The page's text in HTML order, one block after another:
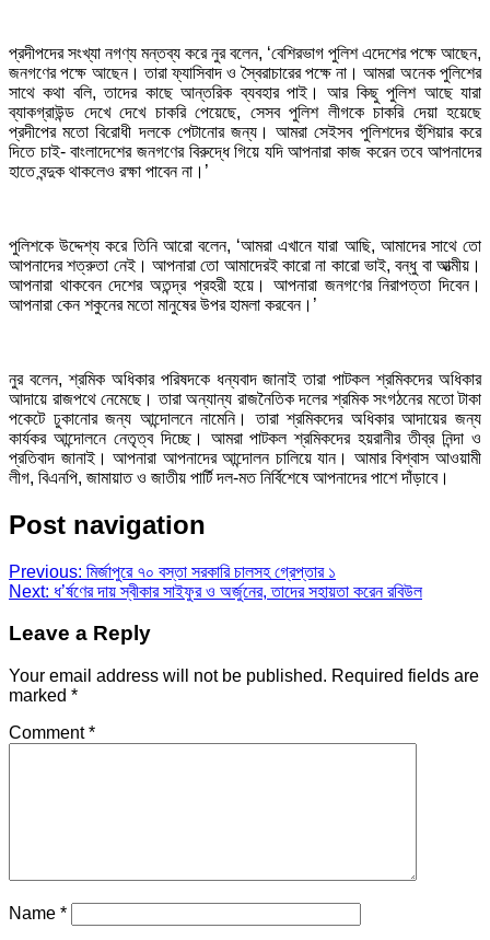
প্রদীপদের সংখ্যা নগণ্য মন্তব্য করে নুর বলেন, ‘বেশিরভাগ পুলিশ এদেশের পক্ষে আছেন,
জনগণের পক্ষে আছেন। তারা ফ্যাসিবাদ ও স্বৈরাচারের পক্ষে না। আমরা অনেক পুলিশের
সাথে কথা বলি, তাদের কাছে আন্তরিক ব্যবহার পাই। আর কিছু পুলিশ আছে যারা
ব্যাকগ্রাউন্ড দেখে দেখে চাকরি পেয়েছে, সেসব পুলিশ লীগকে চাকরি দেয়া হয়েছে
প্রদীপের মতো বিরোধী দলকে পেটানোর জন্য। আমরা সেইসব পুলিশদের হুঁশিয়ার করে
দিতে চাই- বাংলাদেশের জনগণের বিরুদ্ধে গিয়ে যদি আপনারা কাজ করেন তবে আপনাদের
হাতে বন্দুক থাকলেও রক্ষা পাবেন না।’
পুলিশকে উদ্দেশ্য করে তিনি আরো বলেন, ‘আমরা এখানে যারা আছি, আমাদের সাথে তো
আপনাদের শত্রুতা নেই। আপনারা তো আমাদেরই কারো না কারো ভাই, বন্ধু বা আত্মীয়।
আপনারা থাকবেন দেশের অতন্দ্র প্রহরী হয়ে। আপনারা জনগণের নিরাপত্তা দিবেন।
আপনারা কেন শকুনের মতো মানুষের উপর হামলা করবেন।’
নুর বলেন, শ্রমিক অধিকার পরিষদকে ধন্যবাদ জানাই তারা পাটকল শ্রমিকদের অধিকার
আদায়ে রাজপথে নেমেছে। তারা অন্যান্য রাজনৈতিক দলের শ্রমিক সংগঠনের মতো টাকা
পকেটে ঢুকানোর জন্য আন্দোলনে নামেনি। তারা শ্রমিকদের অধিকার আদায়ের জন্য
কার্যকর আন্দোলনে নেতৃত্ব দিচ্ছে। আমরা পাটকল শ্রমিকদের হয়রানীর তীব্র নিন্দা ও
প্রতিবাদ জানাই। আপনারা আপনাদের আন্দোলন চালিয়ে যান। আমার বিশ্বাস আওয়ামী
লীগ, বিএনপি, জামায়াত ও জাতীয় পার্টি দল-মত নির্বিশেষে আপনাদের পাশে দাঁড়াবে।
Post navigation
Previous: মির্জাপুরে ৭০ বস্তা সরকারি চালসহ গ্রেপ্তার ১
Next: ধ’র্ষণের দায় স্বীকার সাইফুর ও অর্জুনের, তাদের সহায়তা করেন রবিউল
Leave a Reply
Your email address will not be published. Required fields are
marked *
Comment*
Name *